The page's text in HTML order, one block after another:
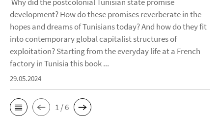
development? How do these promises reverberate in the
hopes and dreams of Tunisians today? And how do they fit
into contemporary global capitalist structures of
exploitation? Starting from the everyday life at a French
factory in Tunisia this book ...
29.05.2024
1 / 6